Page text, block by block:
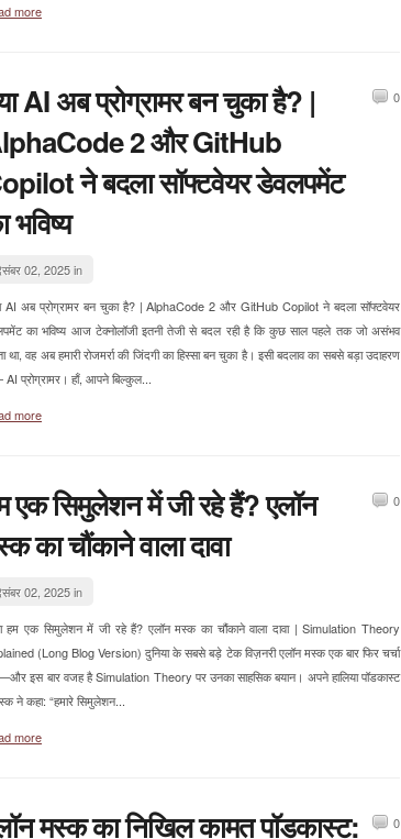
more
AI अब प्रोग्रामर बन चुका है? |
2 और GitHub
ने बदला सॉफ्टवेयर डेवलपमेंट
भविष्य
0
02, 2025 in
AI अब प्रोग्रामर बन चुका है? | AlphaCode 2 और GitHub Copilot ने बदला सॉफ्टवेयर
का भविष्य आज टेक्नोलॉजी इतनी तेजी से बदल रही है कि कुछ साल पहले तक जो असंभव
था, वह अब हमारी रोजमर्रा की जिंदगी का हिस्सा बन चुका है। इसी बदलाव का सबसे बड़ा उदाहरण
प्रोग्रामर। हाँ, आपने बिल्कुल...
more
एक सिमुलेशन में जी रहे हैं? एलॉन
का चौंकाने वाला दावा
0
02, 2025 in
हम एक सिमुलेशन में जी रहे हैं? एलॉन मस्क का चौंकाने वाला दावा | Simulation Theory
(Long Blog Version) दुनिया के सबसे बड़े टेक विज़नरी एलॉन मस्क एक बार फिर चर्चा
इस बार वजह है Simulation Theory पर उनका साहसिक बयान। अपने हालिया पॉडकास्ट
ने कहा: “हमारे सिमुलेशन...
more
मस्क का निखिल कामत पॉडकास्ट:
0